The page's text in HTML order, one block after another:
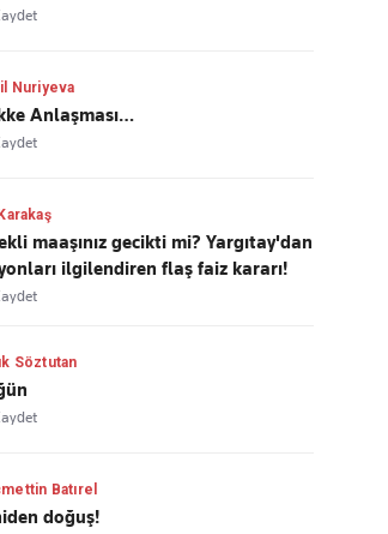
Nuriyeva
Anlaşması…
maaşınız gecikti mi? Yargıtay'dan
ilgilendiren flaş faiz kararı!
Söztutan
Batırel
doğuş!